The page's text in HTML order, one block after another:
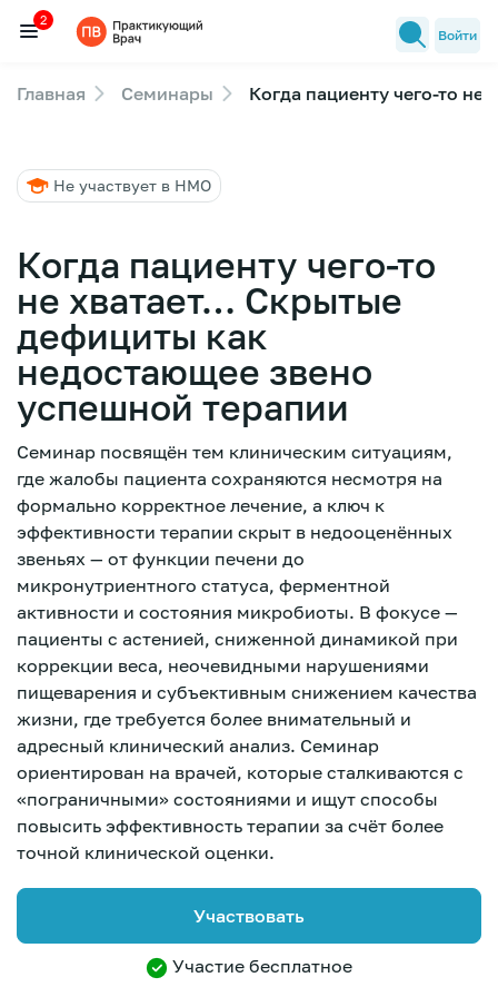
Семинары
Лекторы
Зарегистрироваться
2
Войти
Главная Семинары Когда пациенту чего-то
Не участвует в НМО
Когда пациенту чего-то
не хватает… Скрытые
дефициты как
недостающее звено
успешной терапии
Семинар посвящён тем клиническим ситуациям,
где жалобы пациента сохраняются несмотря на
формально корректное лечение, а ключ к
эффективности терапии скрыт в недооценённых
звеньях — от функции печени до
микронутриентного статуса, ферментной
активности и состояния микробиоты. В фокусе —
пациенты с астенией, сниженной динамикой при
коррекции веса, неочевидными нарушениями
пищеварения и субъективным снижением качества
жизни, где требуется более внимательный и
адресный клинический анализ. Семинар
ориентирован на врачей, которые сталкиваются с
«пограничными» состояниями и ищут способы
повысить эффективность терапии за счёт более
точной клинической оценки.
Участвовать
Участие бесплатное